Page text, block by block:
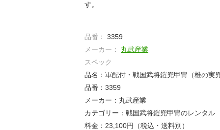
す。
品番：
3359
メーカー：
丸武産業
スペック
品名：軍配付・戦国武将鎧兜甲冑（椎の実
品番：3359
メーカー：丸武産業
カテゴリー：戦国武将鎧兜甲冑のレンタル
料金：23,100円（税込・送料別）